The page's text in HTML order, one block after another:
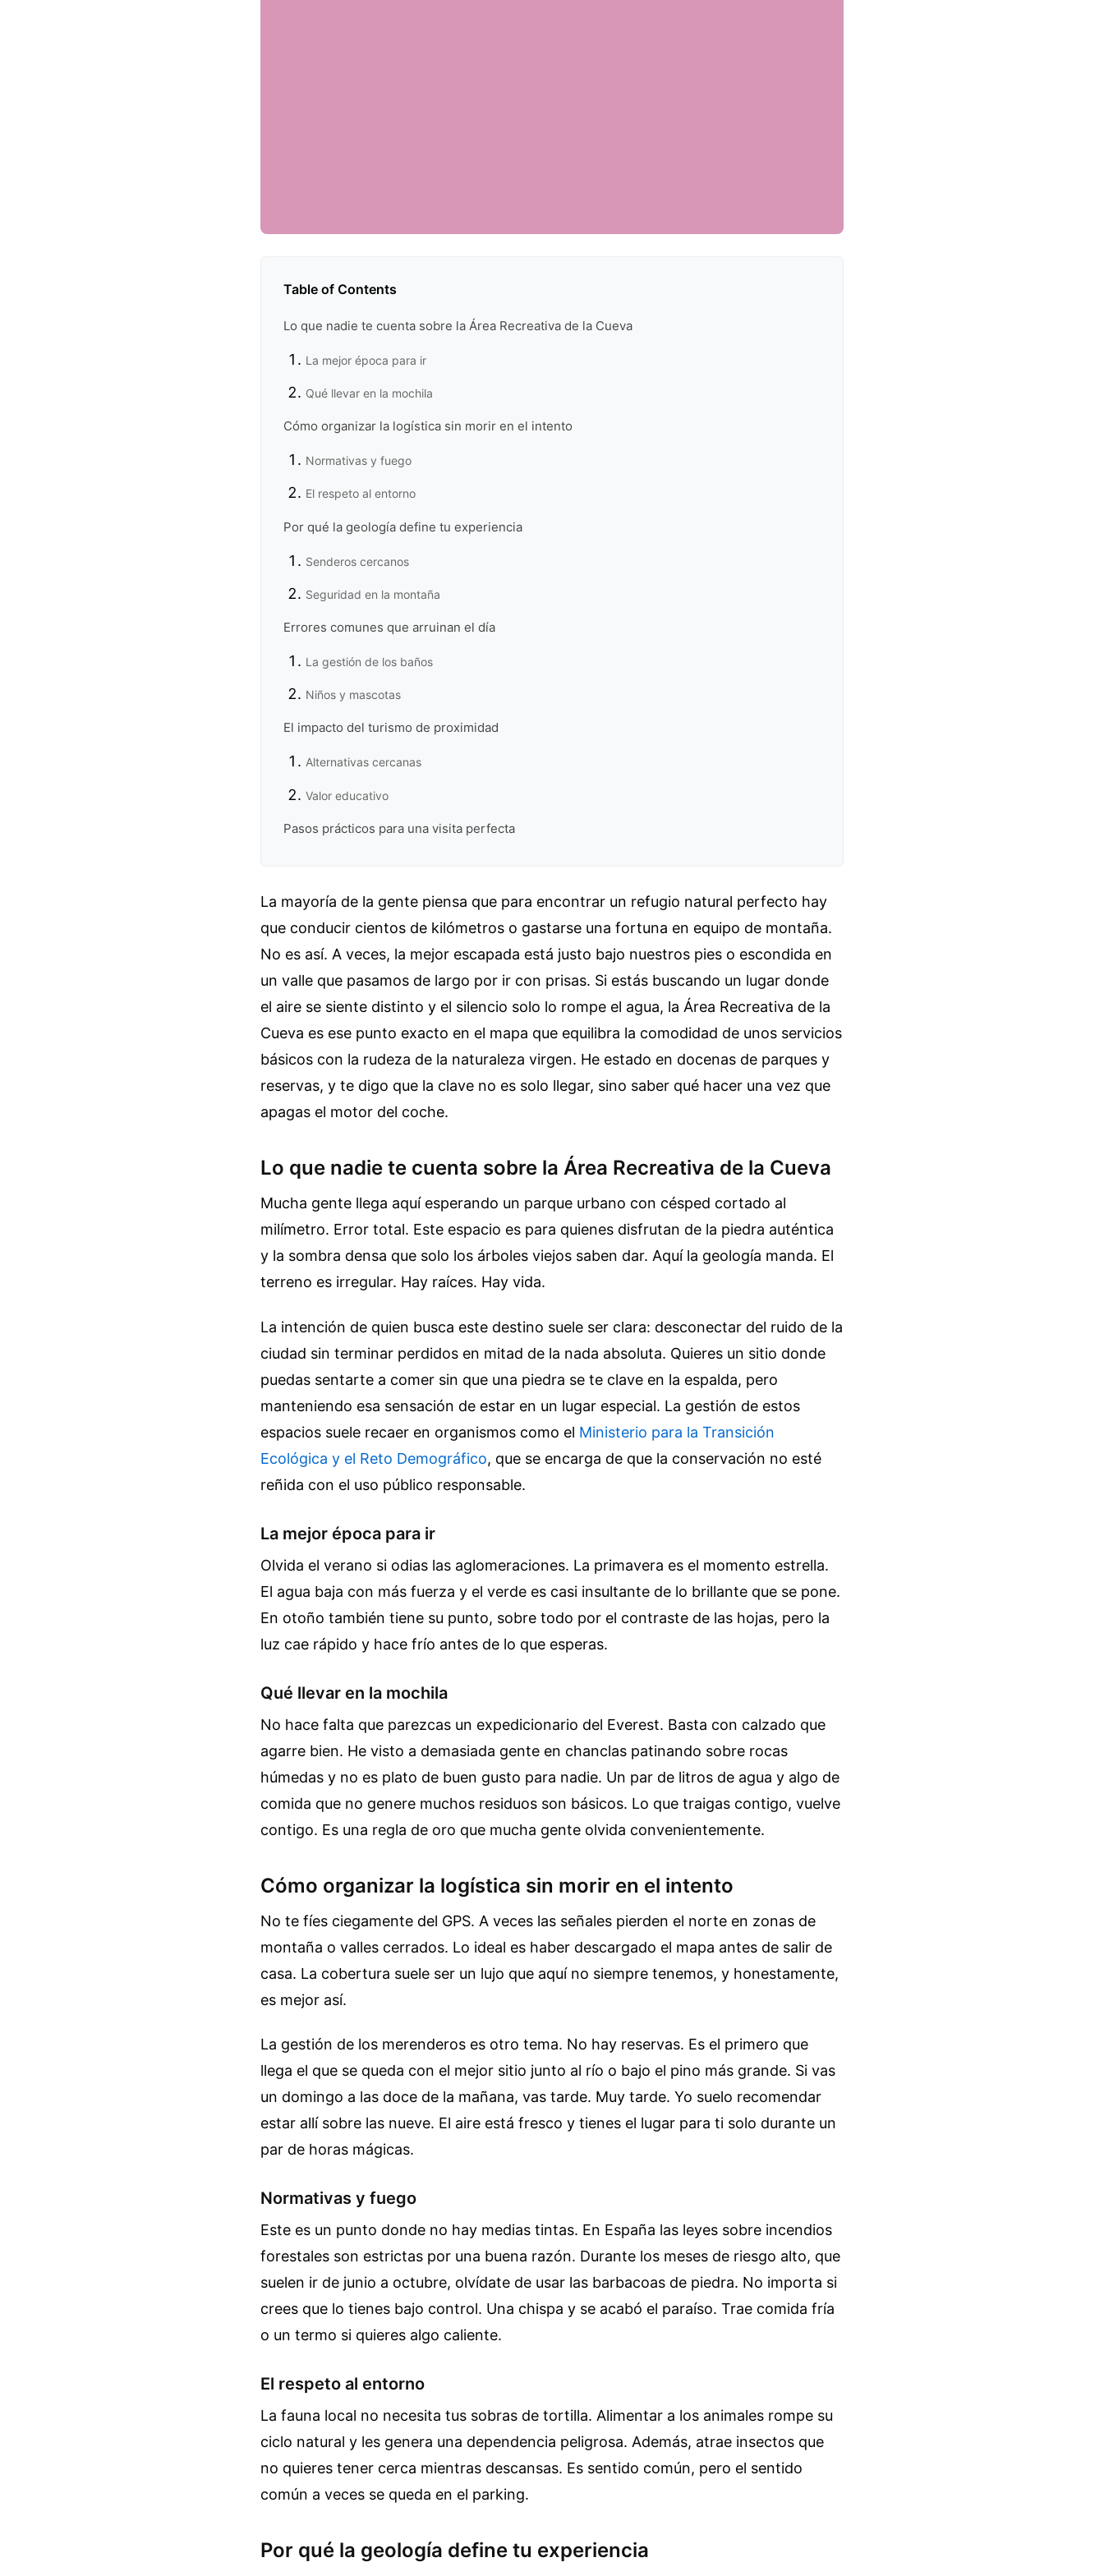
Table of Contents
Lo que nadie te cuenta sobre la Área Recreativa de la Cueva
La mejor época para ir
Qué llevar en la mochila
Cómo organizar la logística sin morir en el intento
Normativas y fuego
El respeto al entorno
Por qué la geología define tu experiencia
Senderos cercanos
Seguridad en la montaña
Errores comunes que arruinan el día
La gestión de los baños
Niños y mascotas
El impacto del turismo de proximidad
Alternativas cercanas
Valor educativo
Pasos prácticos para una visita perfecta
La mayoría de la gente piensa que para encontrar un refugio natural perfecto hay
que conducir cientos de kilómetros o gastarse una fortuna en equipo de montaña.
No es así. A veces, la mejor escapada está justo bajo nuestros pies o escondida en
un valle que pasamos de largo por ir con prisas. Si estás buscando un lugar donde
el aire se siente distinto y el silencio solo lo rompe el agua, la Área Recreativa de la
Cueva es ese punto exacto en el mapa que equilibra la comodidad de unos servicios
básicos con la rudeza de la naturaleza virgen. He estado en docenas de parques y
reservas, y te digo que la clave no es solo llegar, sino saber qué hacer una vez que
apagas el motor del coche.
Lo que nadie te cuenta sobre la Área Recreativa de la Cueva
Mucha gente llega aquí esperando un parque urbano con césped cortado al
milímetro. Error total. Este espacio es para quienes disfrutan de la piedra auténtica
y la sombra densa que solo los árboles viejos saben dar. Aquí la geología manda. El
terreno es irregular. Hay raíces. Hay vida.
La intención de quien busca este destino suele ser clara: desconectar del ruido de la
ciudad sin terminar perdidos en mitad de la nada absoluta. Quieres un sitio donde
puedas sentarte a comer sin que una piedra se te clave en la espalda, pero
manteniendo esa sensación de estar en un lugar especial. La gestión de estos
espacios suele recaer en organismos como el Ministerio para la Transición
Ecológica y el Reto Demográfico, que se encarga de que la conservación no esté
reñida con el uso público responsable.
La mejor época para ir
Olvida el verano si odias las aglomeraciones. La primavera es el momento estrella.
El agua baja con más fuerza y el verde es casi insultante de lo brillante que se pone.
En otoño también tiene su punto, sobre todo por el contraste de las hojas, pero la
luz cae rápido y hace frío antes de lo que esperas.
Qué llevar en la mochila
No hace falta que parezcas un expedicionario del Everest. Basta con calzado que
agarre bien. He visto a demasiada gente en chanclas patinando sobre rocas
húmedas y no es plato de buen gusto para nadie. Un par de litros de agua y algo de
comida que no genere muchos residuos son básicos. Lo que traigas contigo, vuelve
contigo. Es una regla de oro que mucha gente olvida convenientemente.
Cómo organizar la logística sin morir en el intento
No te fíes ciegamente del GPS. A veces las señales pierden el norte en zonas de
montaña o valles cerrados. Lo ideal es haber descargado el mapa antes de salir de
casa. La cobertura suele ser un lujo que aquí no siempre tenemos, y honestamente,
es mejor así.
La gestión de los merenderos es otro tema. No hay reservas. Es el primero que
llega el que se queda con el mejor sitio junto al río o bajo el pino más grande. Si vas
un domingo a las doce de la mañana, vas tarde. Muy tarde. Yo suelo recomendar
estar allí sobre las nueve. El aire está fresco y tienes el lugar para ti solo durante un
par de horas mágicas.
Normativas y fuego
Este es un punto donde no hay medias tintas. En España las leyes sobre incendios
forestales son estrictas por una buena razón. Durante los meses de riesgo alto, que
suelen ir de junio a octubre, olvídate de usar las barbacoas de piedra. No importa si
crees que lo tienes bajo control. Una chispa y se acabó el paraíso. Trae comida fría
o un termo si quieres algo caliente.
El respeto al entorno
La fauna local no necesita tus sobras de tortilla. Alimentar a los animales rompe su
ciclo natural y les genera una dependencia peligrosa. Además, atrae insectos que
no quieres tener cerca mientras descansas. Es sentido común, pero el sentido
común a veces se queda en el parking.
Por qué la geología define tu experiencia